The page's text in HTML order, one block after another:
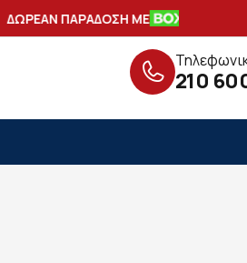
ΔΩΡΕΑΝ ΠΑΡΑΔΟΣΗ ΜΕ
210